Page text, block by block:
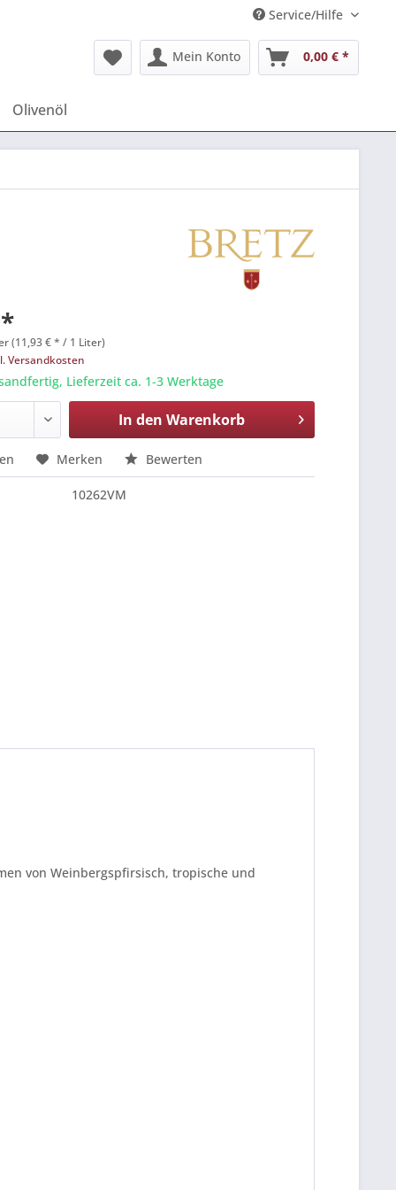
Service/Hilfe
Mein Konto 0,00 € *
Olivenöl
(11,93 € * / 1 Liter)
Versandkosten
Lieferzeit ca. 1-3 Werktage
In den Warenkorb
Merken Bewerten
10262VM
von Weinbergspfirsisch, tropische und